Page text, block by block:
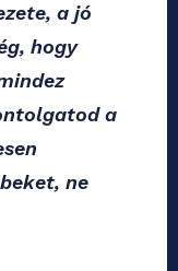
a jó
hogy
a
ne